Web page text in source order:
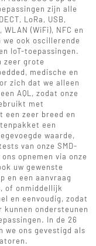
zijn alle
LoRa, USB,
(WiFi), NFC en
ook oscillerende
IoT-toepassingen.
zeer grote
medische en
zich dat we alleen
AQL, zodat onze
met
zeer breed en
een
waarde,
van onze SMD-
opnemen via onze
uw gewenste
en een aanvraag
of onmiddellijk
en eenvoudig, zodat
kunnen ondersteunen
In de 26
we ons gevestigd als